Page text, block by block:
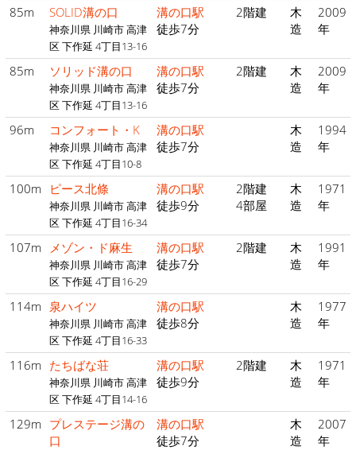
85m SOLID溝の口
神奈川県 川崎市 高津
区 下作延 4丁目13-16
溝の口駅
徒歩7分
2階建
木
造
2009
年
85m ソリッド溝の口
神奈川県 川崎市 高津
区 下作延 4丁目13-16
溝の口駅
徒歩7分
2階建
木
造
2009
年
96m コンフォート・K
神奈川県 川崎市 高津
区 下作延 4丁目10-8
溝の口駅
徒歩7分
木
造
1994
年
100m ピース北條
神奈川県 川崎市 高津
区 下作延 4丁目16-34
溝の口駅
徒歩9分
2階建
4部屋
木
造
1971
年
107m メゾン・ド麻生
神奈川県 川崎市 高津
区 下作延 4丁目16-29
溝の口駅
徒歩7分
2階建
木
造
1991
年
114m 泉ハイツ
神奈川県 川崎市 高津
区 下作延 4丁目16-33
溝の口駅
徒歩8分
木
造
1977
年
116m たちばな荘
神奈川県 川崎市 高津
区 下作延 4丁目14-16
溝の口駅
徒歩9分
2階建
木
造
1971
年
129m プレステージ溝の
口
溝の口駅
徒歩7分
木
造
2007
年